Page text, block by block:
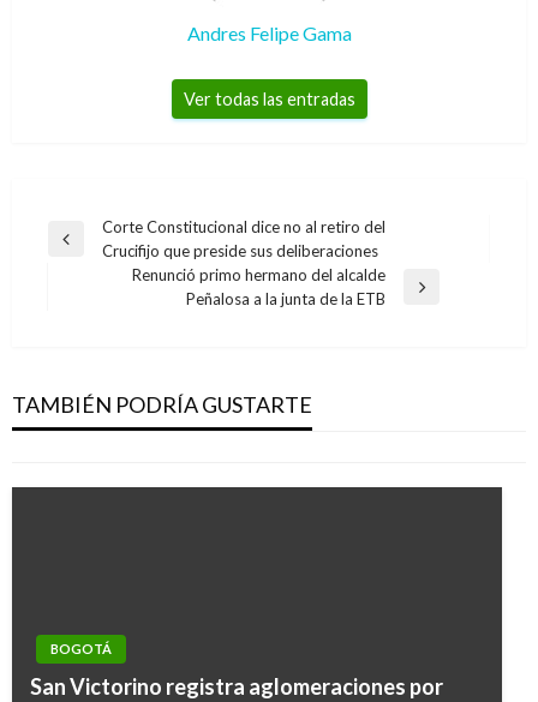
Andres Felipe Gama
Ver todas las entradas
Navegación
Entrada
Corte Constitucional dice no al retiro del
Crucifijo que preside sus deliberaciones
Renunció primo hermano del alcalde
Peñalosa a la junta de la ETB
TAMBIÉN PODRÍA GUSTARTE
26 de enero en la capital
Ariel Cabrera lunes enero 25, 2021
BOGOTÁ
San Victorino registra aglomeraciones por